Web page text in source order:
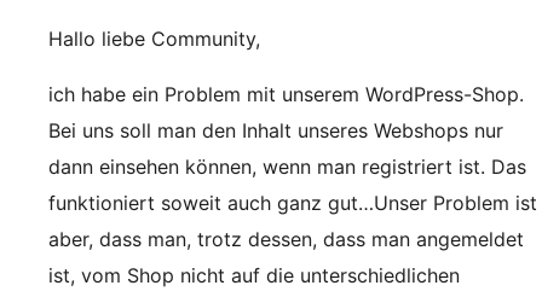
Hallo liebe Community,
ich habe ein Problem mit unserem WordPress-Shop.
Bei uns soll man den Inhalt unseres Webshops nur
dann einsehen können, wenn man registriert ist. Das
funktioniert soweit auch ganz gut…Unser Problem ist
aber, dass man, trotz dessen, dass man angemeldet
ist, vom Shop nicht auf die unterschiedlichen